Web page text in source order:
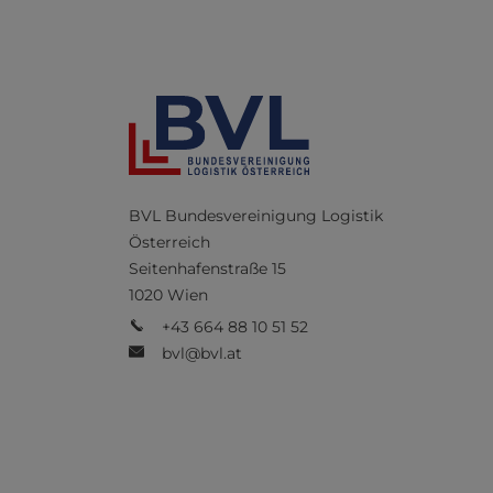
BVL Bundesvereinigung Logistik
Österreich
Seitenhafenstraße 15
1020 Wien
+43 664 88 10 51 52
bvl@bvl.at